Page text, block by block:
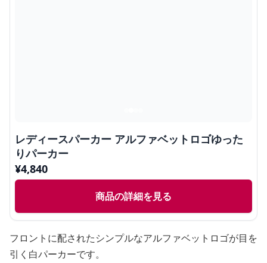
レディースパーカー アルファベットロゴゆった
りパーカー
¥4,840
商品の詳細を見る
フロントに配されたシンプルなアルファベットロゴが目を
引く白パーカーです。